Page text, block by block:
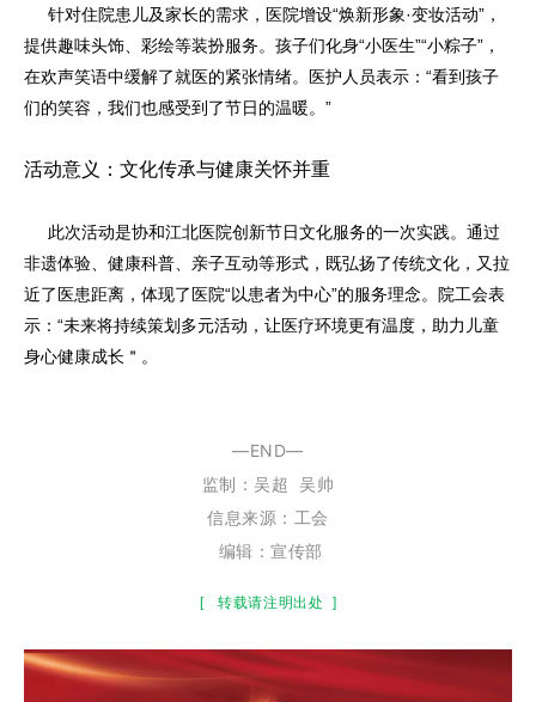
针对住院患儿及家长的需求，医院增设“焕新形象·变妆活动”，
提供趣味头饰、彩绘等装扮服务。孩子们化身“小医生”“小粽子”，
在欢声笑语中缓解了就医的紧张情绪。医护人员表示：“看到孩子
们的笑容，我们也感受到了节日的温暖。”
活动意义：文化传承与健康关怀并重
此次活动是协和江北医院创新节日文化服务的一次实践。通过
非遗体验、健康科普、亲子互动等形式，既弘扬了传统文化，又拉
近了医患距离，体现了医院“以患者为中心”的服务理念。院工会表
示：“未来将持续策划多元活动，让医疗环境更有温度，助力儿童
身心健康成长＂。
—END—
监制： 吴超
吴帅
信息来源：工会
编辑：宣传部
[ 转载请注明出处 ]